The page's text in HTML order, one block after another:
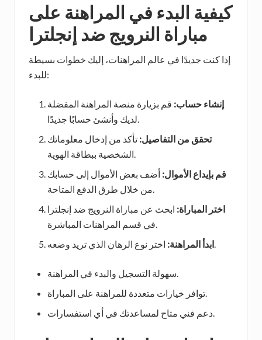
كيفية البدء في المراهنة على
مباراة النرويج ضد إنجلترا
إذا كنت جديدًا في عالم المراهنات، إليك خطوات بسيطة
للبدء:
إنشاء حساب: قم بزيارة منصة المراهنة المفضلة
تحقق من التفاصيل: تأكد من إدخال معلوماتك
قم بإيداع الأموال: أضف بعض الأموال إلى حسابك
اختر المباراة: ابحث عن مباراة النرويج ضد إنجلترا
ابدأ المراهنة: